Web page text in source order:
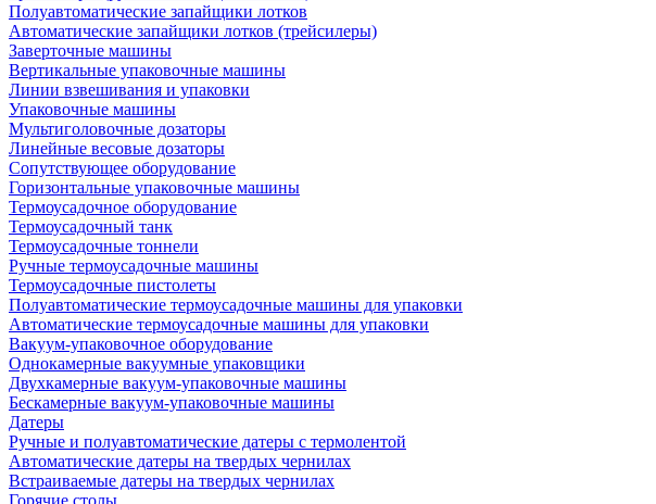
Полуавтоматические запайщики лотков
Автоматические запайщики лотков (трейсилеры)
Заверточные машины
Вертикальные упаковочные машины
Линии взвешивания и упаковки
Упаковочные машины
Мультиголовочные дозаторы
Линейные весовые дозаторы
Сопутствующее оборудование
Горизонтальные упаковочные машины
Термоусадочное оборудование
Термоусадочный танк
Термоусадочные тоннели
Ручные термоусадочные машины
Термоусадочные пистолеты
Полуавтоматические термоусадочные машины для упаковки
Автоматические термоусадочные машины для упаковки
Вакуум-упаковочное оборудование
Однокамерные вакуумные упаковщики
Двухкамерные вакуум-упаковочные машины
Бескамерные вакуум-упаковочные машины
Датеры
Ручные и полуавтоматические датеры с термолентой
Автоматические датеры на твердых чернилах
Встраиваемые датеры на твердых чернилах
Горячие столы